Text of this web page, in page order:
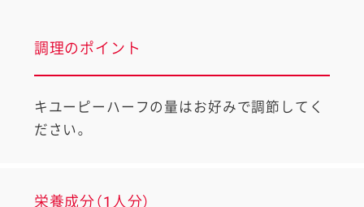
調理のポイント
キユーピーハーフの量はお好みで調節してく
ださい。
栄養成分（1人分）